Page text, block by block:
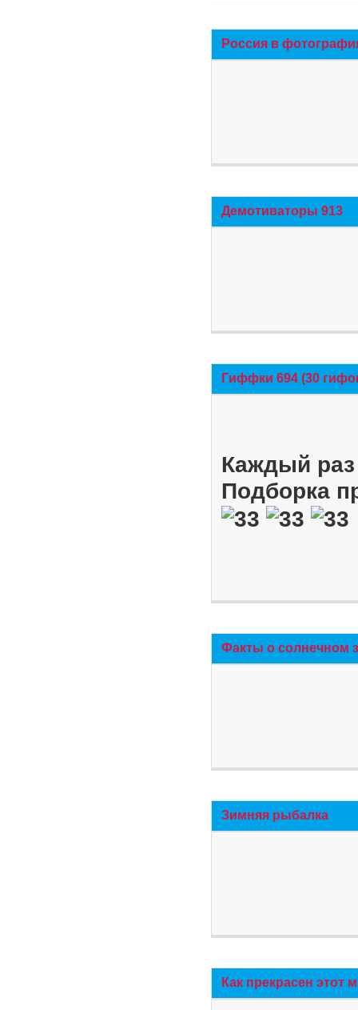
Россия в
Демотиваторы 913
Гиффки 694 (30
Каждый
Подборка
Факты о солнечном
Зимняя рыбалка
Как прекрасен этот